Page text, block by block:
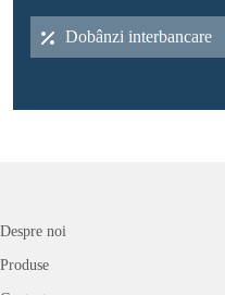
Dobânzi interbancare
Despre noi
Produse